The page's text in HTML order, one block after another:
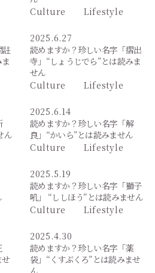
Culture
Lifestyle
註
2025.6.27
読めますか？珍しい名字「摺出
寺」“しょうじでら”とは読みま
せん
Culture
Lifestyle
ん
2025.6.14
読めますか？珍しい名字「解
良」“かいら”とは読みません
Culture
Lifestyle
2025.5.19
読めますか？珍しい名字「獅子
吼」 “ししほう”とは読みません
Culture
Lifestyle
2025.4.30
読めますか？珍しい名字「薬
袋」“くすぶくろ”とは読みませ
ん